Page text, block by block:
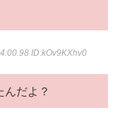
ID:kOv9KXhv0
んだよ？